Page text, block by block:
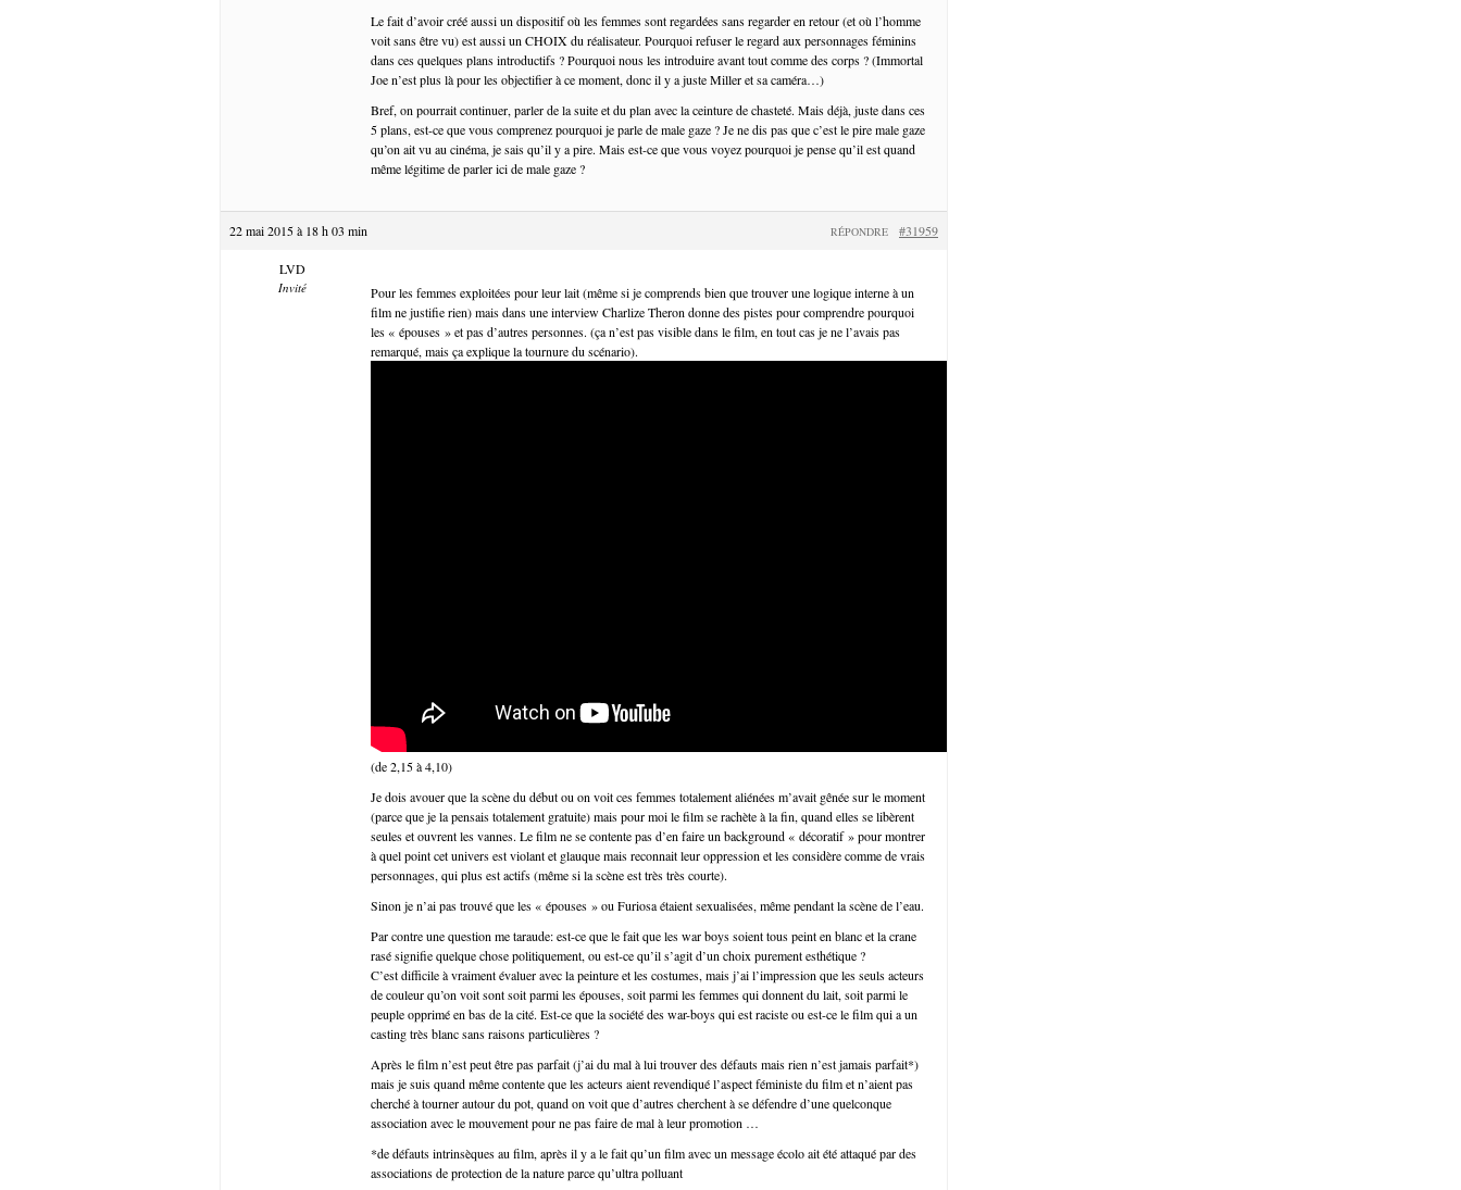
Le fait d’avoir créé aussi un dispositif où les femmes sont regardées sans regarder en retour (et où l’homme
voit sans être vu) est aussi un CHOIX du réalisateur. Pourquoi refuser le regard aux personnages féminins
dans ces quelques plans introductifs ? Pourquoi nous les introduire avant tout comme des corps ? (Immortal
Joe n’est plus là pour les objectifier à ce moment, donc il y a juste Miller et sa caméra…)
Bref, on pourrait continuer, parler de la suite et du plan avec la ceinture de chasteté. Mais déjà, juste dans ces
5 plans, est-ce que vous comprenez pourquoi je parle de male gaze ? Je ne dis pas que c’est le pire male gaze
qu’on ait vu au cinéma, je sais qu’il y a pire. Mais est-ce que vous voyez pourquoi je pense qu’il est quand
même légitime de parler ici de male gaze ?
22 mai 2015 à 18 h 03 min #31959
RÉPONDRE
LVD
Invité
Pour les femmes exploitées pour leur lait (même si je comprends bien que trouver une logique interne à un
film ne justifie rien) mais dans une interview Charlize Theron donne des pistes pour comprendre pourquoi
les « épouses » et pas d’autres personnes. (ça n’est pas visible dans le film, en tout cas je ne l’avais pas
remarqué, mais ça explique la tournure du scénario).
(de 2,15 à 4,10)
Je dois avouer que la scène du début ou on voit ces femmes totalement aliénées m’avait gênée sur le moment
(parce que je la pensais totalement gratuite) mais pour moi le film se rachète à la fin, quand elles se libèrent
seules et ouvrent les vannes. Le film ne se contente pas d’en faire un background « décoratif » pour montrer
à quel point cet univers est violant et glauque mais reconnait leur oppression et les considère comme de vrais
personnages, qui plus est actifs (même si la scène est très très courte).
Sinon je n’ai pas trouvé que les « épouses » ou Furiosa étaient sexualisées, même pendant la scène de l’eau.
Par contre une question me taraude: est-ce que le fait que les war boys soient tous peint en blanc et la crane
rasé signifie quelque chose politiquement, ou est-ce qu’il s’agit d’un choix purement esthétique ?
C’est difficile à vraiment évaluer avec la peinture et les costumes, mais j’ai l’impression que les seuls acteurs
de couleur qu’on voit sont soit parmi les épouses, soit parmi les femmes qui donnent du lait, soit parmi le
peuple opprimé en bas de la cité. Est-ce que la société des war-boys qui est raciste ou est-ce le film qui a un
casting très blanc sans raisons particulières ?
Après le film n’est peut être pas parfait (j’ai du mal à lui trouver des défauts mais rien n’est jamais parfait*)
mais je suis quand même contente que les acteurs aient revendiqué l’aspect féministe du film et n’aient pas
cherché à tourner autour du pot, quand on voit que d’autres cherchent à se défendre d’une quelconque
association avec le mouvement pour ne pas faire de mal à leur promotion …
*de défauts intrinsèques au film, après il y a le fait qu’un film avec un message écolo ait été attaqué par des
associations de protection de la nature parce qu’ultra polluant